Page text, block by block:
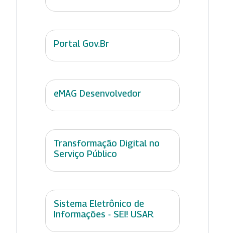
Portal Gov.Br
eMAG Desenvolvedor
Transformação Digital no
Serviço Público
Sistema Eletrônico de
Informações - SEI! USAR